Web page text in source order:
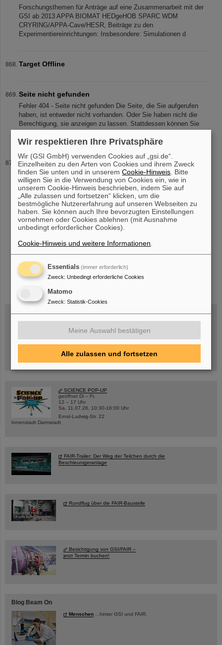
Forschungsthemen für Anträge auf eine Zusammenarbeit mit der
GSI ab 2013 APPA BIOMAT HEDgeHOB SPARC WDM
CRYRING/APPA-Cave/HESR, Beiträge zu den
Experimentiereinrichtungen: Insbesondere: Simulationen d
Target Offline
Seite nicht gefunden
Fehler 404 - Seite nicht gefunden Die Seite, die Sie aufgerufen
haben, ist entweder nicht vorhanden. Oder Sie haben nicht die
Berechtigung, sie anzeigen zu lassen. Stattdessen können Sie
Detailseite
« .... 82 83 84 85 86 87 88
....
»
instagramlinkedin youtubehelmholtz.socialfacebook
Mittwoch, 19.08.2026, 14 Uhr
Hannah Elfner,
Anmeldung und weitere Informationen
SCIENCE POP-UP
geöffnet Di – Fr,
12 – 17 Uhr
Sa, 11.07.26, 10:30-16:00 Uhr
Ernst-Ludwig-Str. 22
Innenstadt Darmstadt
FAIR-Trailer: Der Weg der Teilchen durch die
Beschleunigeranlage
Rundflug über die FAIR-Baustelle
Besichtigung von GSI/FAIR –
jetzt Termin buchen!
Blog Beam On
Menschen ...hinter GSI und FAIR.
Wir respektieren Ihre Privatsphäre
Wir (GSI GmbH) verwenden Cookies auf „gsi.de“.
Einzelheiten zu den Arten von Cookies und ihrem Zweck
finden Sie unten und in unseremCookie-Hinweis . Bitte
willigen Sie in die Verwendung von Cookies ein, wie in
unserem Cookie-Hinweis beschrieben, indem Sie auf
„Alle zulassen und fortsetzen“ klicken, um die
bestmögliche Nutzererfahrung auf unseren Webseiten zu
haben. Sie können auch Ihre bevorzugten Einstellungen
vornehmen oder Cookies ablehnen (mit Ausnahme
unbedingt erforderlicher Cookies).
Cookie-Hinweis und weitere Informationen
Essentials (immer erforderlich)
Zweck: Unbedingt erforderliche Cookies
Matomo
Zweck: Statistik-Cookies
Meine Auswahl bestätigen
Alle zulassen und fortsetzen